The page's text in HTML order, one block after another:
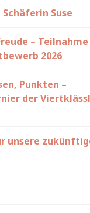
Schäferin Suse
–
2026
Punkten –
der
unsere